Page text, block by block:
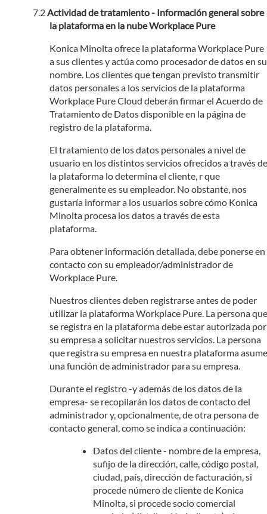
Actividad de tratamiento - Información general sobre
la plataforma en la nube Workplace Pure
Konica Minolta ofrece la plataforma Workplace Pure
a sus clientes y actúa como procesador de datos en su
nombre. Los clientes que tengan previsto transmitir
datos personales a los servicios de la plataforma
Workplace Pure Cloud deberán firmar el Acuerdo de
Tratamiento de Datos disponible en la página de
registro de la plataforma.
El tratamiento de los datos personales a nivel de
usuario en los distintos servicios ofrecidos a través de
la plataforma lo determina el cliente, r que
generalmente es su empleador. No obstante, nos
gustaría informar a los usuarios sobre cómo Konica
Minolta procesa los datos a través de esta
plataforma.
Para obtener información detallada, debe ponerse en
contacto con su empleador/administrador de
Workplace Pure.
Nuestros clientes deben registrarse antes de poder
utilizar la plataforma Workplace Pure. La persona que
se registra en la plataforma debe estar autorizada por
su empresa a solicitar nuestros servicios. La persona
que registra su empresa en nuestra plataforma asume
una función de administrador para su empresa.
Durante el registro -y además de los datos de la
empresa- se recopilarán los datos de contacto del
administrador y, opcionalmente, de otra persona de
contacto general, como se indica a continuación:
Datos del cliente - nombre de la empresa,
sufijo de la dirección, calle, código postal,
ciudad, país, dirección de facturación, si
procede número de cliente de Konica
Minolta, si procede socio comercial